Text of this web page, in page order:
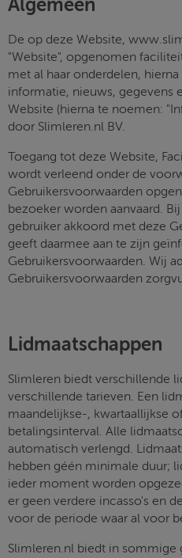
Algemeen
De op deze Website,
"Website", opgenomen
met al haar onderdelen,
informatie, nieuws, gegevens
Website (hierna te noemen:
door Slimleren.nl BV.
Toegang tot deze Website,
wordt verleend onder de
Gebruikersvoorwaarden
bezoeker worden aanvaard.
gebruiker akkoord met deze
geeft daarmee aan te zijn
Gebruikersvoorwaarden. Wij
Gebruikersvoorwaarden
Lidmaatschappen
Slimleren biedt verschillende
verschillende tarieven. Een
maandelijkse-, kwartaallijkse
betalingsinterval. Alle
automatisch verlengd.
hebben géén minimale duur;
ieder moment worden
er geen verdere incasso's en
voor de periode waar al voor
Slimleren.nl biedt in sommige